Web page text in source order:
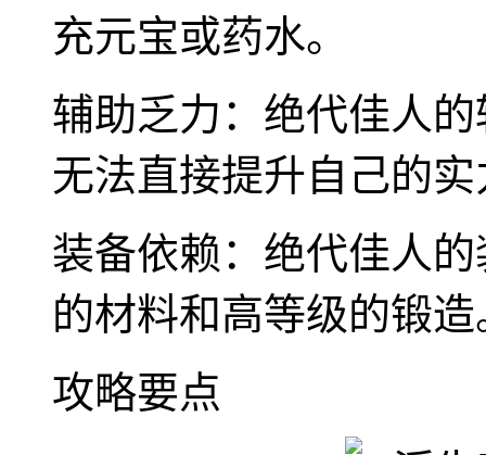
充元宝或药水。
辅助乏力：绝代佳人
无法直接提升自己的实
装备依赖：绝代佳人
的材料和高等级的锻造
攻略要点